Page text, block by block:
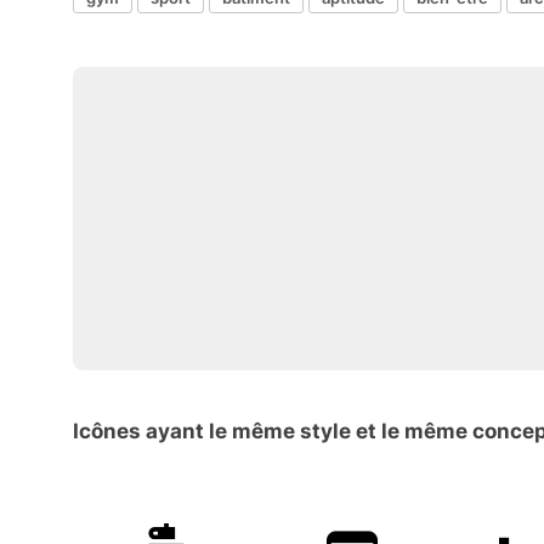
Icônes ayant le même style et le même